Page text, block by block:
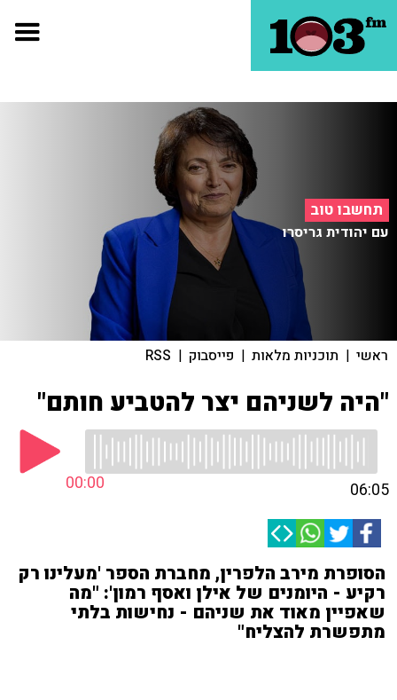
תחשבו טוב
עם יהודית גריסרו
ראשי | תוכניות מלאות | פייסבוק |
RSS
"היה לשניהם יצר להטביע חותם"
00:00 06:05
הסופרת מירב הלפרין, מחברת הספר 'מעלינו רק
רקיע - היומנים של אילן ואסף רמון': "מה
שאפיין מאוד את שניהם - נחישות בלתי
מתפשרת להצליח"